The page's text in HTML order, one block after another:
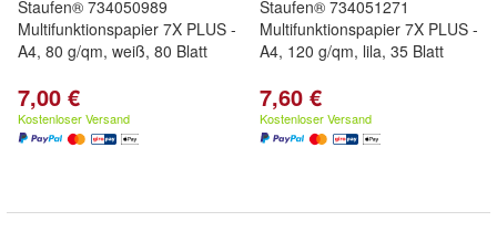
Staufen® 734050989
Multifunktionspapier 7X PLUS -
A4, 80 g/qm, weiß, 80 Blatt
7,00 €
Kostenloser Versand
Staufen® 734051271
Multifunktionspapier 7X PLUS -
A4, 120 g/qm, lila, 35 Blatt
7,60 €
Kostenloser Versand